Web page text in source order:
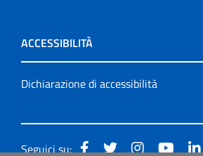
ACCESSIBILITÀ
Dichiarazione di accessibilità
Seguici su: